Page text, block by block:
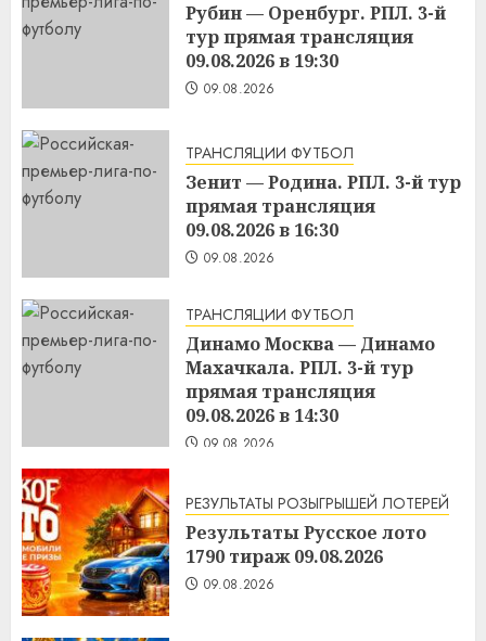
Рубин — Оренбург. РПЛ. 3-й
тур прямая трансляция
09.08.2026 в 19:30
09.08.2026
ТРАНСЛЯЦИИ ФУТБОЛ
Зенит — Родина. РПЛ. 3-й тур
прямая трансляция
09.08.2026 в 16:30
09.08.2026
ТРАНСЛЯЦИИ ФУТБОЛ
Динамо Москва — Динамо
Махачкала. РПЛ. 3-й тур
прямая трансляция
09.08.2026 в 14:30
09.08.2026
РЕЗУЛЬТАТЫ РОЗЫГРЫШЕЙ ЛОТЕРЕЙ
Результаты Русское лото
1790 тираж 09.08.2026
09.08.2026